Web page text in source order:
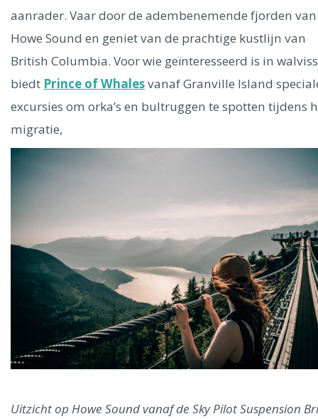
aanrader. Vaar door de adembenemende fjorden van
Howe Sound en geniet van de prachtige kustlijn van
British Columbia. Voor wie geïnteresseerd is in
biedt Prince of Whalesvanaf Granville Island
excursies om orka’s en bultruggen te spotten tijdens
migratie,
Uitzicht op Howe Sound vanaf de Sky Pilot Suspension